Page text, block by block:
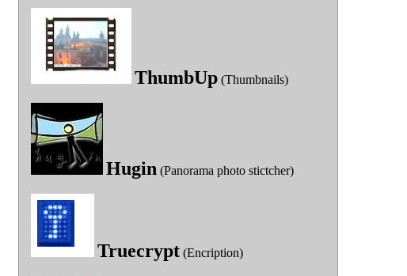
ThumbUp (Thumbnails)
Hugin (Panorama photo stictcher)
Truecrypt (Encription)